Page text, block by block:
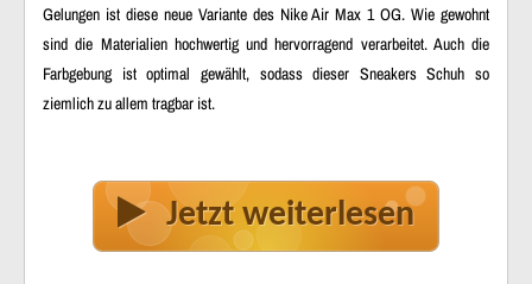
Gelungen ist diese neue Variante des Nike Air Max 1 OG. Wie gewohnt
sind die Materialien hochwertig und hervorragend verarbeitet. Auch die
Farbgebung ist optimal gewählt, sodass dieser Sneakers Schuh so
ziemlich zu allem tragbar ist.
Jetzt weiterlesen